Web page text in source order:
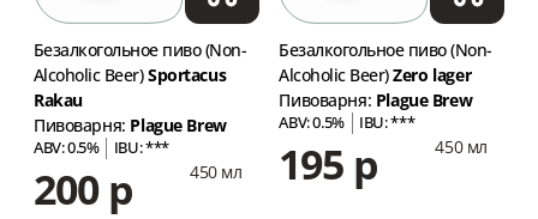
Безалкогольное пиво (Non-
Alcoholic Beer)Sportacus
Rakau
Пивоварня: Plague Brew
ABV: 0.5% IBU: ***
200 р 450 мл
Безалкогольное пиво (Non-
Alcoholic Beer)Zero lager
Пивоварня: Plague Brew
ABV: 0.5% IBU: ***
195 р 450 мл